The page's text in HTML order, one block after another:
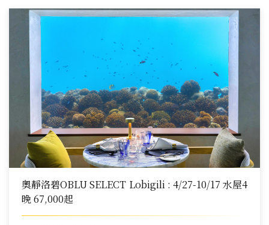
奧靜洛碧OBLU SELECT Lobigili : 4/27-10/17 水屋4
晚 67,000起